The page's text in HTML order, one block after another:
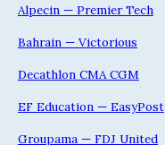
Alpecin — Premier Tech
Bahrain — Victorious
Decathlon CMA CGM
EF Education — EasyPost
Groupama — FDJ United